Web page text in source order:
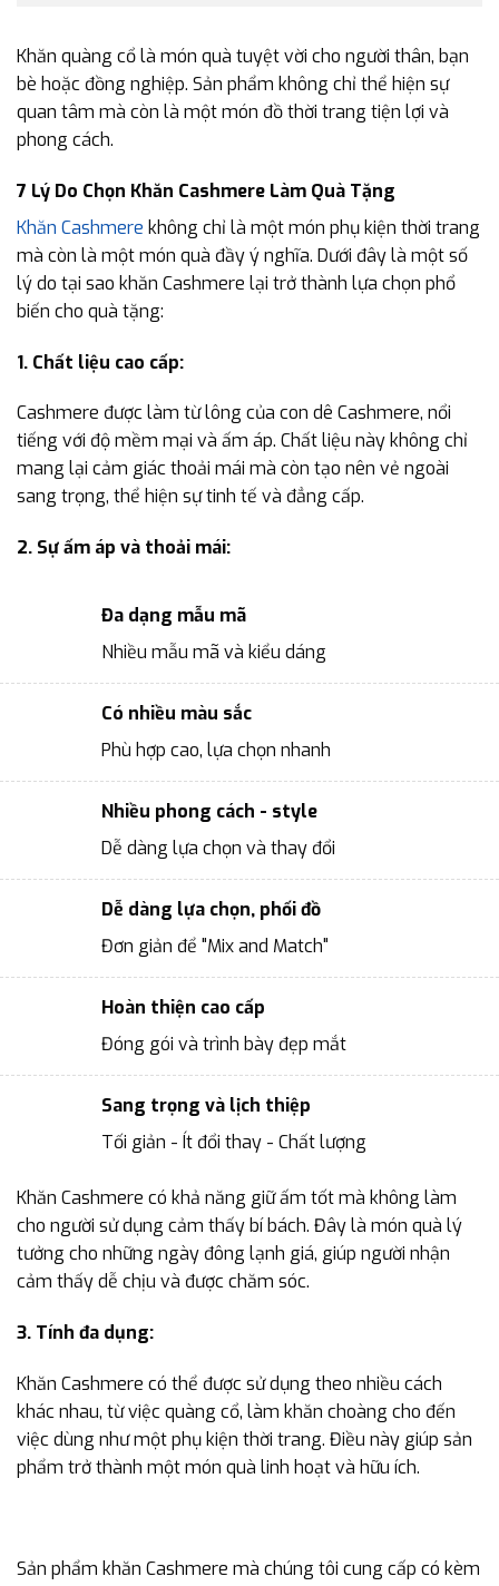
Khăn quàng cổ là món quà tuyệt vời cho người thân, bạn
bè hoặc đồng nghiệp. Sản phẩm không chỉ thể hiện sự
quan tâm mà còn là một món đồ thời trang tiện lợi và
phong cách.
7 Lý Do Chọn Khăn Cashmere Làm Quà Tặng
Khăn Cashmere không chỉ là một món phụ kiện thời trang
mà còn là một món quà đầy ý nghĩa. Dưới đây là một số
lý do tại sao khăn Cashmere lại trở thành lựa chọn phổ
biến cho quà tặng:
1. Chất liệu cao cấp:
Cashmere được làm từ lông của con dê Cashmere, nổi
tiếng với độ mềm mại và ấm áp. Chất liệu này không chỉ
mang lại cảm giác thoải mái mà còn tạo nên vẻ ngoài
sang trọng, thể hiện sự tinh tế và đẳng cấp.
2. Sự ấm áp và thoải mái:
Đa dạng mẫu mã
Nhiều mẫu mã và kiểu dáng
Có nhiều màu sắc
Phù hợp cao, lựa chọn nhanh
Nhiều phong cách - style
Dễ dàng lựa chọn và thay đổi
Dễ dàng lựa chọn, phối đồ
Đơn giản để "Mix and Match"
Hoàn thiện cao cấp
Đóng gói và trình bày đẹp mắt
Sang trọng và lịch thiệp
Tối giản - Ít đổi thay - Chất lượng
Khăn Cashmere có khả năng giữ ấm tốt mà không làm
cho người sử dụng cảm thấy bí bách. Đây là món quà lý
tưởng cho những ngày đông lạnh giá, giúp người nhận
cảm thấy dễ chịu và được chăm sóc.
3. Tính đa dụng:
Khăn Cashmere có thể được sử dụng theo nhiều cách
khác nhau, từ việc quàng cổ, làm khăn choàng cho đến
việc dùng như một phụ kiện thời trang. Điều này giúp sản
phẩm trở thành một món quà linh hoạt và hữu ích.
Sản phẩm khăn Cashmere mà chúng tôi cung cấp có kèm